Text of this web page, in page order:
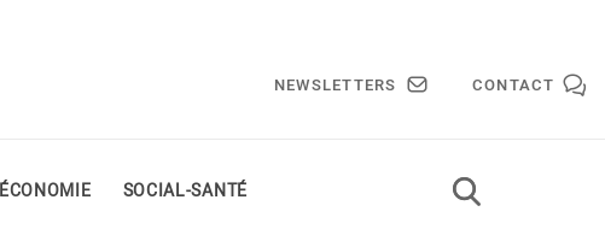
NEWSLETTERS CONTACT
ÉCONOMIE SOCIAL-SANTÉ